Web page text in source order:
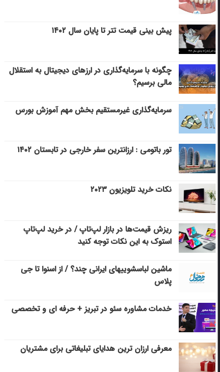
پیش بینی قیمت تتر تا پایان سال ۱۴۰۲
چگونه با سرمایه‌گذاری در ارزهای دیجیتال به استقلال
مالی برسیم؟
سرمایه‌گذاری غیرمستقیم بخش مهم آموزش بورس
تور باتومی : ارزانترین سفر خارجی در تابستان ۱۴۰۲
نکات خرید تلویزیون ۲۰۲۳
ریزش قیمت‌ها در بازار لپ‌تاپ / در خرید لپ‌تاپ
استوک به این نکات توجه کنید
ماشین لباسشویی‎های ایرانی چند؟ / از اسنوا تا جی
پلاس
خدمات مشاوره سئو در تبریز + حرفه ای و تخصصی
معرفی ارزان ترین هدایای تبلیغاتی برای مشتریان